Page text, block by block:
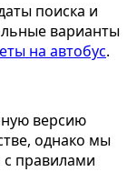
поиска и
варианты
на автобус.
версию
однако мы
с правилами